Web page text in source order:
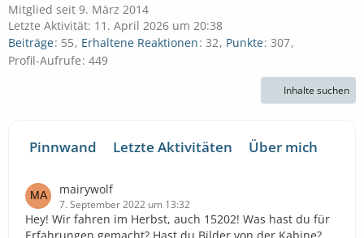
Mitglied seit 9. März 2014
Letzte Aktivität: 11. April 2026 um 20:38
Beiträge 55 Erhaltene Reaktionen 32 Punkte 307
Profil-Aufrufe 449
Inhalte suchen
Pinnwand Letzte Aktivitäten Über mich
mairywolf
7. September 2022 um 13:32
Hey! Wir fahren im Herbst, auch 15202! Was hast du für
Erfahrungen gemacht? Hast du Bilder von der Kabine?